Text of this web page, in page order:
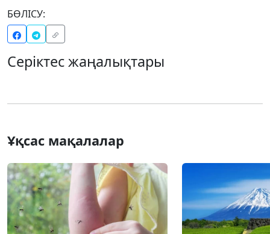
БӨЛІСУ:
Серіктес жаңалықтары
Ұқсас мақалалар